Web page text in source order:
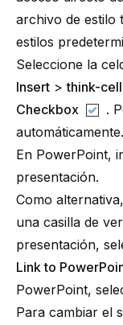
archivo de estilo
estilos
Seleccione la
Insert >think-cell
Checkbox
.
automáticamente.
En PowerPoint,
presentación.
Como
una casilla de
presentación,
Link to
PowerPoint,
Para cambiar el